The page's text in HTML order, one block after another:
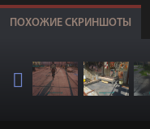
ПОХОЖИЕ СКРИНШОТЫ